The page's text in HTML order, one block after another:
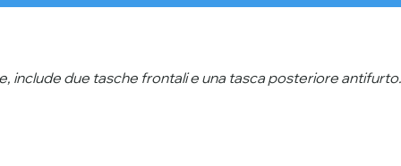
include due tasche frontali e una tasca posteriore